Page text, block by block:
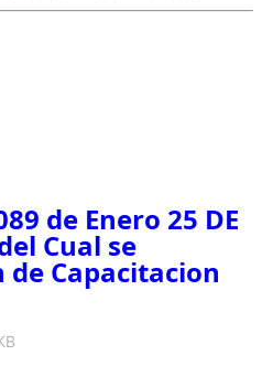
de Enero 25 DE
Cual se
Capacitacion